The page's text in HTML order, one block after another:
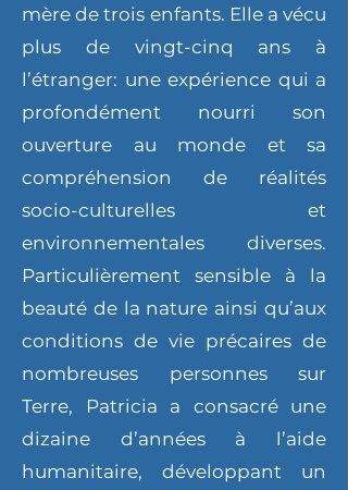
mère de trois enfants. Elle a vécu
plus de vingt-cinq ans à
l’étranger: une expérience qui a
profondément nourri son
ouverture au monde et sa
compréhension de réalités
socio-culturelles et
environnementales diverses.
Particulièrement sensible à la
beauté de la nature ainsi qu’aux
conditions de vie précaires de
nombreuses personnes sur
Terre, Patricia a consacré une
dizaine d’années à l’aide
humanitaire, développant un